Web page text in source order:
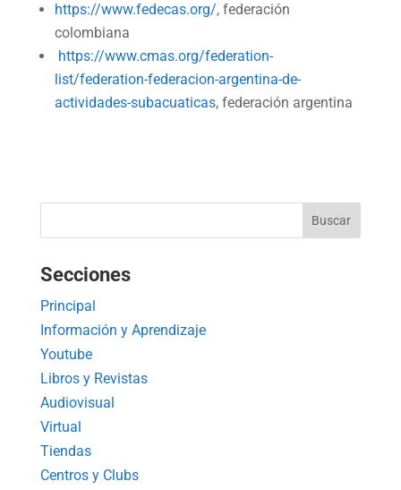
https://www.fedecas.org/, federación
colombiana
https://www.cmas.org/federation-
list/federation-federacion-argentina-de-
actividades-subacuaticas, federación argentina
Secciones
Principal
Información y Aprendizaje
Youtube
Libros y Revistas
Audiovisual
Virtual
Tiendas
Centros y Clubs